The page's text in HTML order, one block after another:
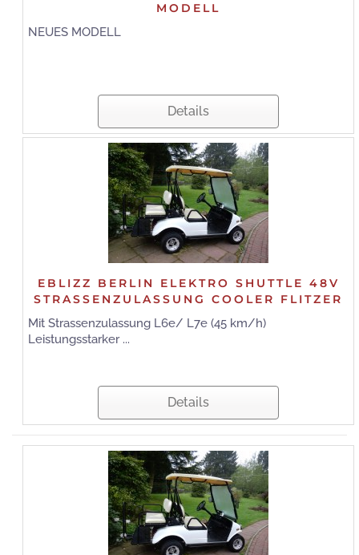
MODELL
NEUES MODELL
Details
EBLIZZ BERLIN ELEKTRO SHUTTLE 48V
STRASSENZULASSUNG COOLER FLITZER
Mit Strassenzulassung L6e/ L7e (45 km/h)
Leistungsstarker ...
Details